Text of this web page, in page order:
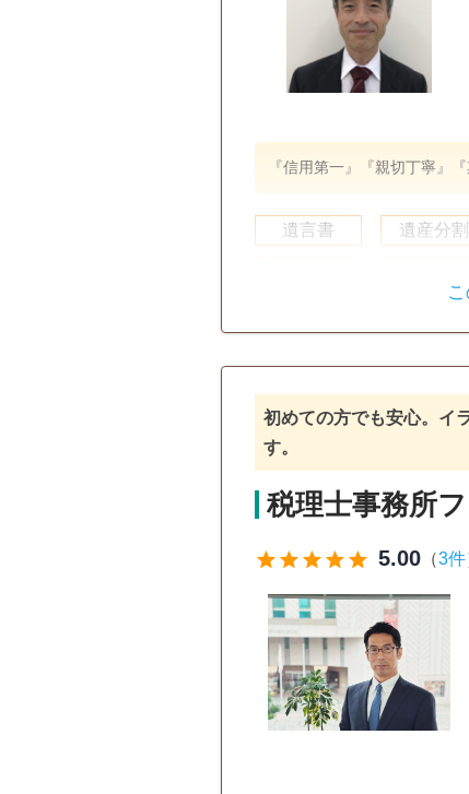
『信用第一』『親切丁寧』
遺言書 遺産分割
電話相談可 訪問可 土
初めての方でも安心。イ
す。
税理士事務所
starstarstarstarstar 5.00 （3件